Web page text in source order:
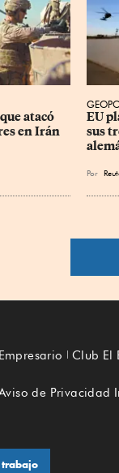
atacó
en Irán
EU
sus
Por
Club El
de Privacidad